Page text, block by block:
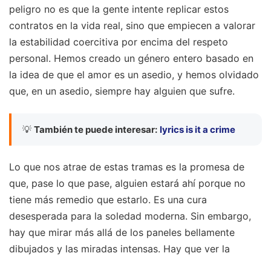
peligro no es que la gente intente replicar estos
contratos en la vida real, sino que empiecen a valorar
la estabilidad coercitiva por encima del respeto
personal. Hemos creado un género entero basado en
la idea de que el amor es un asedio, y hemos olvidado
que, en un asedio, siempre hay alguien que sufre.
💡 También te puede interesar: lyrics is it a crime
Lo que nos atrae de estas tramas es la promesa de
que, pase lo que pase, alguien estará ahí porque no
tiene más remedio que estarlo. Es una cura
desesperada para la soledad moderna. Sin embargo,
hay que mirar más allá de los paneles bellamente
dibujados y las miradas intensas. Hay que ver la